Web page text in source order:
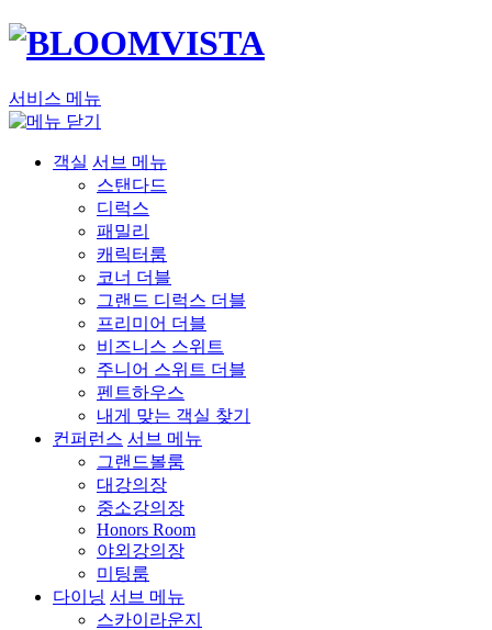
서비스 메뉴
객실 서브 메뉴
스탠다드
디럭스
패밀리
캐릭터룸
코너 더블
그랜드 디럭스 더블
프리미어 더블
비즈니스 스위트
주니어 스위트 더블
펜트하우스
내게 맞는 객실 찾기
컨퍼런스 서브 메뉴
그랜드볼룸
대강의장
중소강의장
Honors Room
야외강의장
미팅룸
다이닝 서브 메뉴
스카이라운지